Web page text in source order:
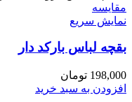
باشد.
ممکن
مقايسه
نمایش سریع
بقچه لباس بارکد دار
198,000 تومان
افزودن به سبد خرید